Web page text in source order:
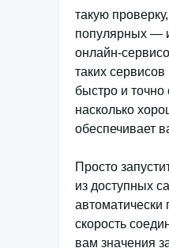
такую
популярных —
онлайн-
таких
быстро и точно
насколько
обеспечивает
Просто
из доступных
скорость
вам значения